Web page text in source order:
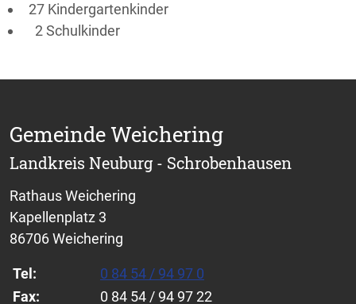
27 Kindergartenkinder
2 Schulkinder
Gemeinde Weichering
Landkreis Neuburg - Schrobenhausen
Rathaus Weichering
Kapellenplatz 3
86706 Weichering
Tel:
0 84 54 / 94 97 0
Fax:
0 84 54 / 94 97 22